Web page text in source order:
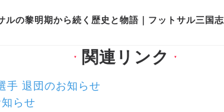
ルの黎明期から続く歴史と物語｜フットサル三国志
▼ 関連リンク ▼
手 退団のお知らせ
らせ